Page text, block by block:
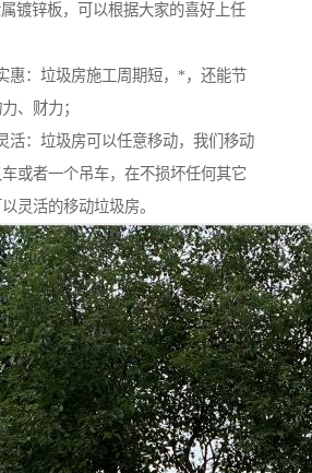
镀锌板，可以根据大家的喜好上任
惠：垃圾房施工周期短，*，还能节
、财力；
活：垃圾房可以任意移动，我们移动
或者一个吊车，在不损坏任何其它
灵活的移动垃圾房。